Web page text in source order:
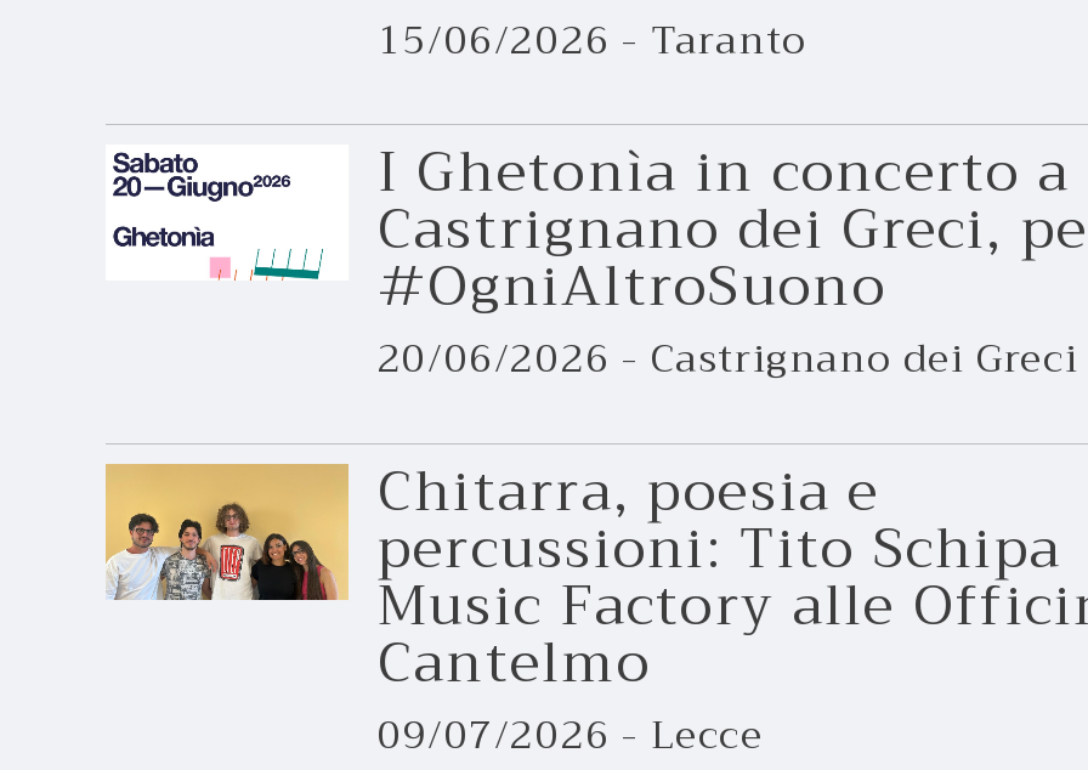
15/06/2026 - Taranto
I Ghetonìa in concerto a
Castrignano dei Greci,
#OgniAltroSuono
20/06/2026 - Castrignano dei Greci
Chitarra, poesia e
percussioni: Tito Schipa
Music Factory alle
Cantelmo
09/07/2026 - Lecce